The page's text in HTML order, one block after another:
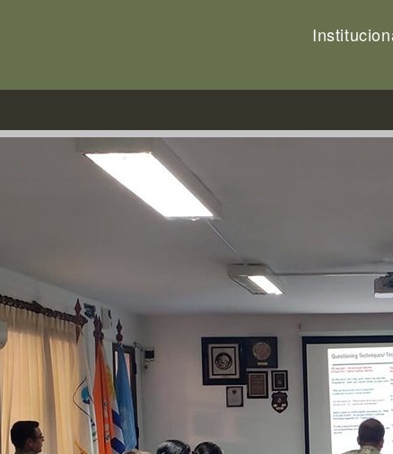
Expertos en Misión